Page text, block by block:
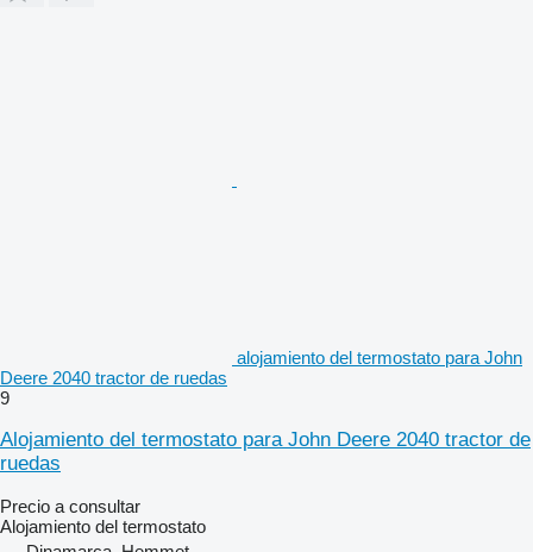
alojamiento del termostato para John
Deere 2040 tractor de ruedas
9
Alojamiento del termostato para John Deere 2040 tractor de
ruedas
Precio a consultar
Alojamiento del termostato